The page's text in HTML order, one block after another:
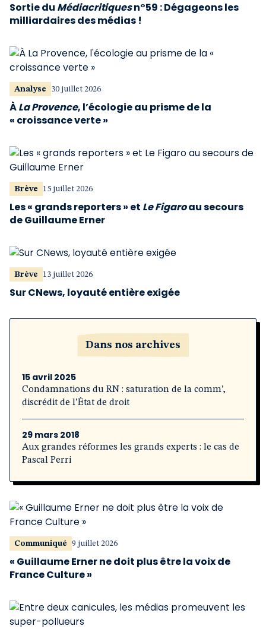
Sortie du Médiacritiquesn°59 : Dégageons les
milliardaires des médias !
Analyse 30 juillet 2026
ÀLa Provence, l’écologie au prisme de la
« croissance verte »
Brève 15 juillet 2026
Les « grands reporters » et Le Figaroau secours
de Guillaume Erner
Brève 13 juillet 2026
Sur CNews, loyauté entière exigée
Dans nos archives
15 avril 2025
Condamnations du RN : saturation de la comm’,
discrédit de l’État de droit
29 mars 2018
Aux grandes réformes les grands experts : le cas de
Pascal Perri
Communiqué 9 juillet 2026
« Guillaume Erner ne doit plus être la voix de
France Culture »